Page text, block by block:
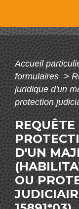
Accueil
formulaires >
juridique d'un
protection
D'UN
OU